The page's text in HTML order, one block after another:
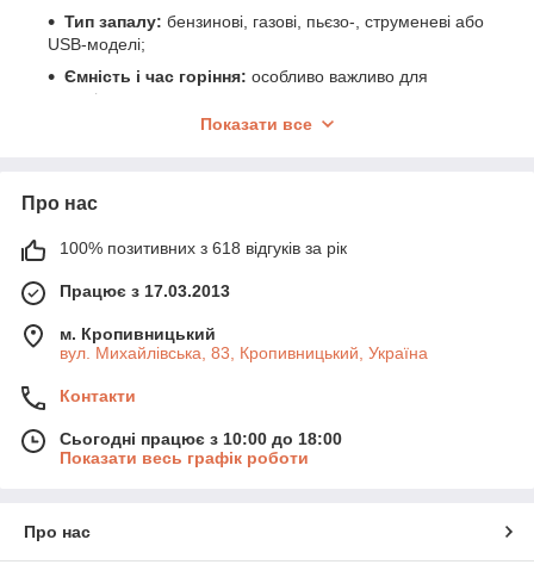
Тип запалу: бензинові, газові, пьєзо-, струменеві або
USB-моделі;
Ємність і час горіння: особливо важливо для
походів та частого користування;
пьєзо, струмінь вітрового типу або
для естетики та міцності;
Зручність заправки й обслуговування:
балони, зарядка через USB.
Якісна запальничка — це не лише надійне джерело вогню,
будь-якій ситуації.
Показати все
Про нас
100% позитивних з 618 відгуків за рік
Працює з 17.03.2013
м. Кропивницький
вул. Михайлівська, 83, Кропивницький, Україна
Контакти
Сьогодні працює з 10:00 до 18:00
Показати весь графік роботи
Про нас